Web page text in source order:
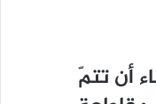
أن تتمّ